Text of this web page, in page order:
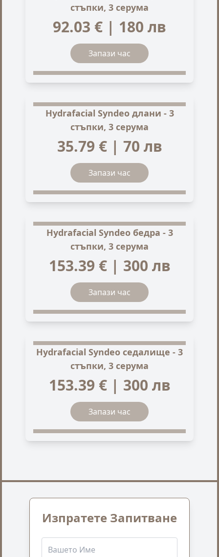
стъпки, 3 серума
92.03 € | 180 лв
Запази час
Hydrafacial Syndeo длани - 3
стъпки, 3 серума
35.79 € | 70 лв
Запази час
Hydrafacial Syndeo бедра - 3
стъпки, 3 серума
153.39 € | 300 лв
Запази час
Hydrafacial Syndeo седалище - 3
стъпки, 3 серума
153.39 € | 300 лв
Запази час
Изпратете Запитване